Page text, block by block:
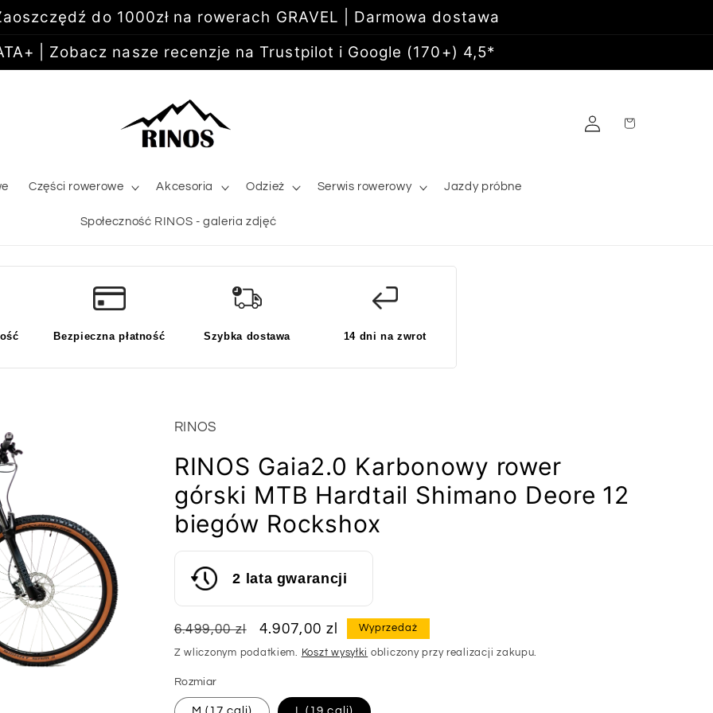
do 1000zł na rowerach GRAVEL | Darmowa dostawa
| Zobacz nasze recenzje na Trustpilot i Google (170+) 4,5*
Części rowerowe Akcesoria Odzież Serwis rowerowy Jazdy próbne
Społeczność RINOS - galeria zdjęć
Zaloguj
się
Koszyk
Bezpieczna płatność Szybka dostawa 14 dni na zwrot
RINOS
RINOS Gaia2.0 Karbonowy rower
górski MTB Hardtail Shimano Deore 12
biegów Rockshox
2 lata gwarancji
Cena
regularna
6.499,00 zl
Cena
sprzedaży
4.907,00 zl Wyprzedaż
Z wliczonym podatkiem. Koszt wysyłki obliczony przy realizacji zakupu.
Rozmiar